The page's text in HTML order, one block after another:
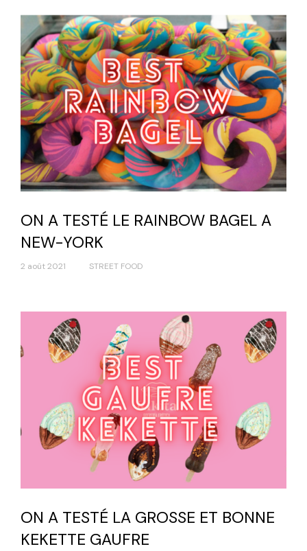
ON A TESTÉ LE RAINBOW BAGEL A
NEW-YORK
2 août 2021 STREET FOOD
ON A TESTÉ LA GROSSE ET BONNE
KEKETTE GAUFRE